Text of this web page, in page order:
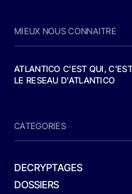
MIEUX NOUS CONNAITRE
ATLANTICO C'EST QUI,
LE RESEAU D'ATLANTICO
CATEGORIES
DECRYPTAGES
DOSSIERS